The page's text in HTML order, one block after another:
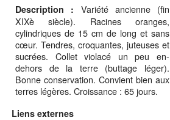
Description : Variété ancienne (fin
XIXè siècle). Racines oranges,
cylindriques de 15 cm de long et sans
cœur. Tendres, croquantes, juteuses et
sucrées. Collet violacé un peu en-
dehors de la terre (buttage léger).
Bonne conservation. Convient bien aux
terres légères. Croissance : 65 jours.
Liens externes